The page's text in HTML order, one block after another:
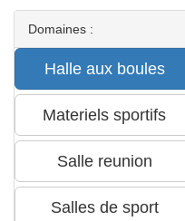
Domaines :